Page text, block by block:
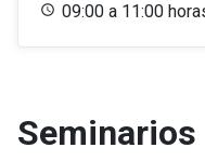
09:00 a 11:00
Seminarios